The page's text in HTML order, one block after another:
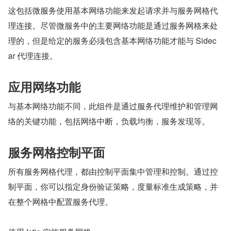
这包括微服务使用基本网络功能来发起请求并与服务网格代
理连接。尽管微服务中的主要网络功能是通过服务网格来处
理的，但是给定的服务必须包含基本网络功能才能与 Sidec
ar 代理连接。
应用网络功能
与基本网络功能不同，此组件是通过服务代理维护和管理网
络的关键功能，包括网络中断，负载均衡，服务发现等。
服务网格控制平面
所有服务网格代理，都由控制平面集中管理和控制。通过控
制平面，你可以指定身份验证策略，度量标准生成策略，并
在整个网格中配置服务代理。